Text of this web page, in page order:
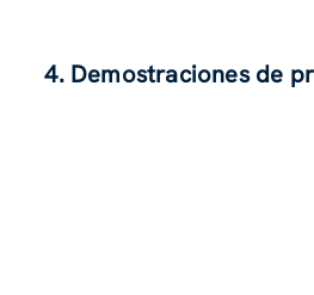
4. Demostraciones de